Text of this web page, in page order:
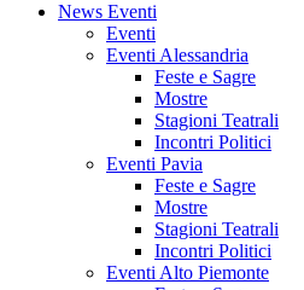
News Eventi
Eventi
Eventi Alessandria
Feste e Sagre
Mostre
Stagioni Teatrali
Incontri Politici
Eventi Pavia
Feste e Sagre
Mostre
Stagioni Teatrali
Incontri Politici
Eventi Alto Piemonte